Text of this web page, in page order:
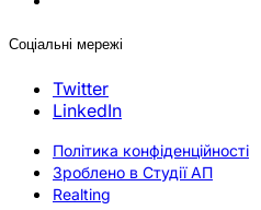
Соціальні мережі
Twitter
LinkedIn
Політика конфіденційності
Зроблено в Студії АП
Realting